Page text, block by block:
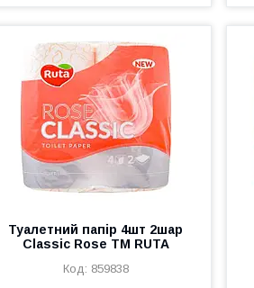
Туалетний папір 4шт 2шар
Classic Rose ТМ RUTA
859838